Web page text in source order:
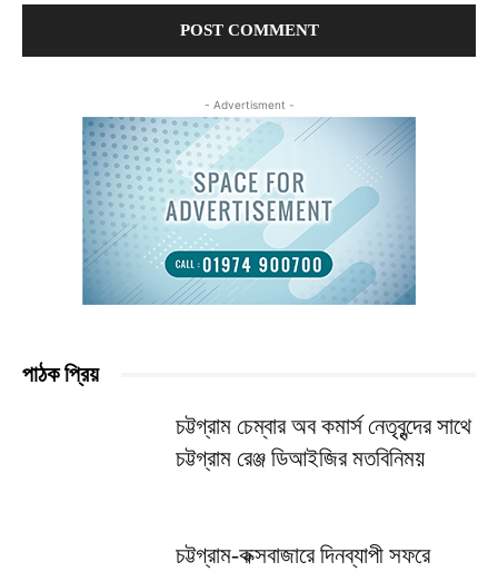
- Advertisment -
পাঠক প্রিয়
চট্টগ্রাম চেম্বার অব কমার্স নেতৃবৃন্দের সাথে
চট্টগ্রাম রেঞ্জ ডিআইজির মতবিনিময়
চট্টগ্রাম-কক্সবাজারে দিনব্যাপী সফরে